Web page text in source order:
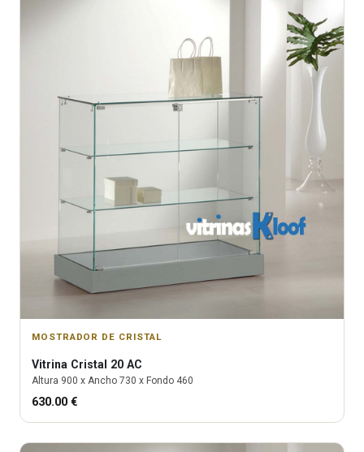
MOSTRADOR DE CRISTAL
Vitrina Cristal 20 AC
Altura 900 x Ancho 730 x Fondo 460
630.00 €